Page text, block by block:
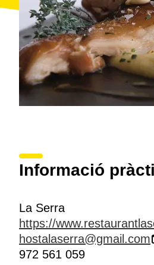
Informació
La Serra
https://
hostalaserra@gmail.com
972 561 059